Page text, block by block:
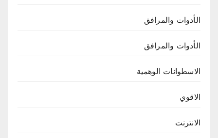
الأدوات والمرافق
الأدوات والمرافق
الاسطوانات الوهمية
الاقوي
الانترنت